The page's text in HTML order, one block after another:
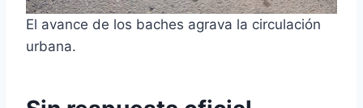
El avance de los baches agrava la circulación
urbana.